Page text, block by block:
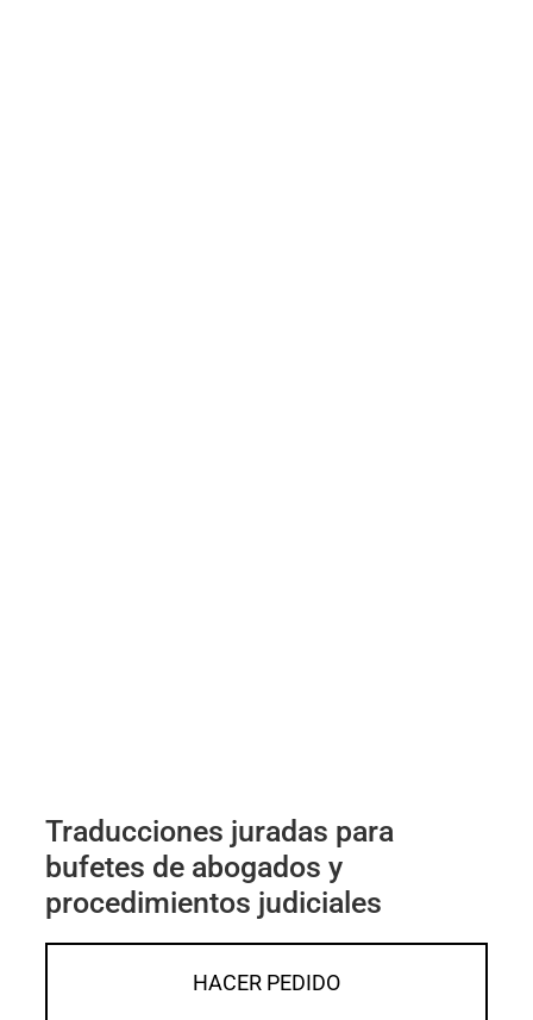
Traducciones juradas para
bufetes de abogados y
procedimientos judiciales
HACER PEDIDO